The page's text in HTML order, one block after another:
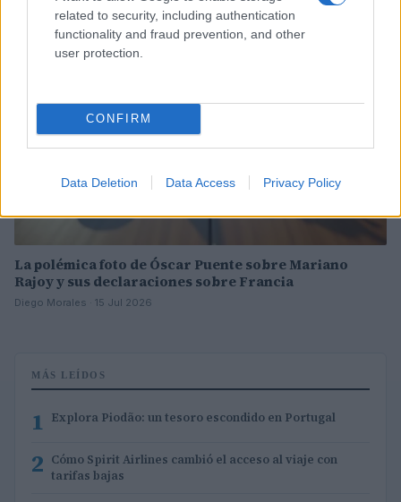
related to security, including authentication
functionality and fraud prevention, and other
user protection.
CONFIRM
Data Deletion Data Access Privacy Policy
NOTICIAS
La polémica foto de Óscar Puente sobre Mariano
Rajoy y sus declaraciones sobre Francia
Diego Morales · 15 Jul 2026
MÁS LEÍDOS
1 Explora Piodão: un tesoro escondido en Portugal
2 Cómo Spirit Airlines cambió el acceso al viaje con
tarifas bajas